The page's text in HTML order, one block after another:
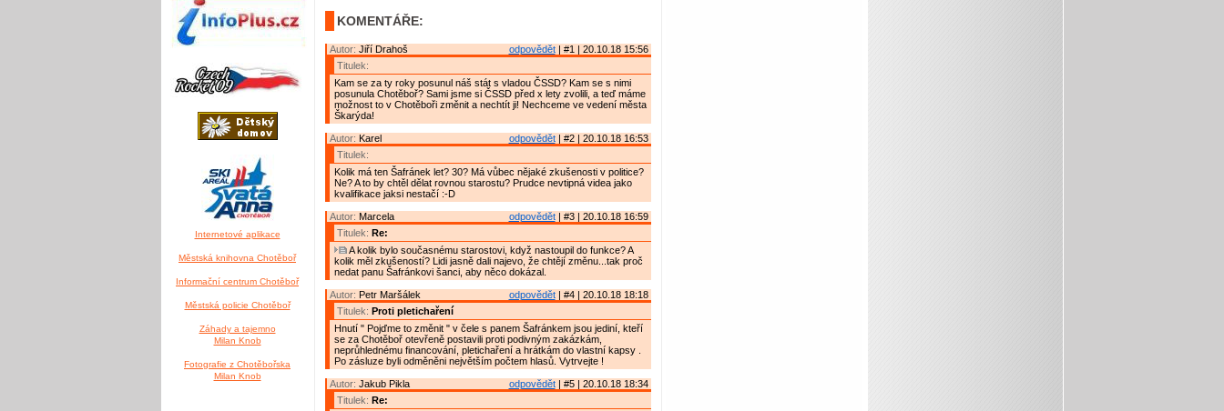
Internetové aplikace
Městská knihovna Chotěboř
Informační centrum Chotěboř
Městská policie Chotěboř
Záhady a tajemno
Milan Knob
Fotografie z Chotěbořska
Milan Knob
KOMENTÁŘE:
odpovědět| #1 | 20.10.18 15:56
Autor: Jiří Drahoš
Titulek:
Kam se za ty roky posunul náš stát s vladou ČSSD? Kam se s nimi
posunula Chotěboř? Sami jsme si ČSSD před x lety zvolili, a teď máme
možnost to v Chotěboři změnit a nechtít ji! Nechceme ve vedení města
Škarýda!
odpovědět| #2 | 20.10.18 16:53
Autor: Karel
Titulek:
Kolik má ten Šafránek let? 30? Má vůbec nějaké zkušenosti v politice?
Ne? A to by chtěl dělat rovnou starostu? Prudce nevtipná videa jako
kvalifikace jaksi nestačí :-D
odpovědět| #3 | 20.10.18 16:59
Autor: Marcela
Titulek: Re:
A kolik bylo současnému starostovi, když nastoupil do funkce? A
kolik měl zkušeností? Lidi jasně dali najevo, že chtějí změnu...tak proč
nedat panu Šafránkovi šanci, aby něco dokázal.
odpovědět| #4 | 20.10.18 18:18
Autor: Petr Maršálek
Titulek: Proti pletichaření
Hnutí " Pojďme to změnit " v čele s panem Šafránkem jsou jediní, kteří
se za Chotěboř otevřeně postavili proti podivným zakázkám,
neprůhlednému financování, pletichaření a hrátkám do vlastní kapsy .
Po zásluze byli odměněni největším počtem hlasů. Vytrvejte !
odpovědět| #5 | 20.10.18 18:34
Autor: Jakub Pikla
Titulek: Re: